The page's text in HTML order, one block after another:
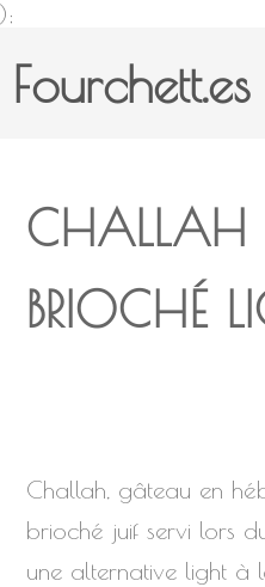
);
Fourchett.es
CHALLAH
BRIOCHÉ
Challah, gâteau en
brioché juif servi lors
une alternative light à